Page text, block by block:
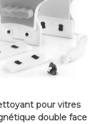
pour vitres
double face